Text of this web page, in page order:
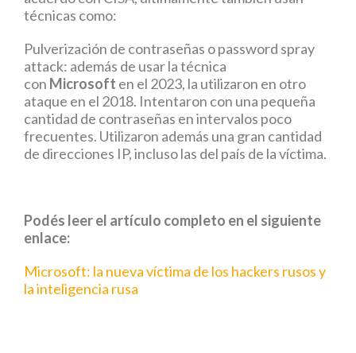
técnicas como:
Pulverización de contraseñas o password spray
attack: además de usar la técnica
con Microsoft en el 2023, la utilizaron en otro
ataque en el 2018. Intentaron con una pequeña
cantidad de contraseñas en intervalos poco
frecuentes. Utilizaron además una gran cantidad
de direcciones IP, incluso las del país de la víctima.
Podés leer el artículo completo en el siguiente
enlace:
Microsoft: la nueva víctima de los hackers rusos y
la inteligencia rusa